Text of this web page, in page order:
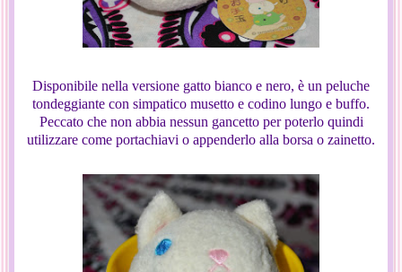
Disponibile nella versione gatto bianco e nero, è un peluche
tondeggiante con simpatico musetto e codino lungo e buffo.
Peccato che non abbia nessun gancetto per poterlo quindi
utilizzare come portachiavi o appenderlo alla borsa o zainetto.